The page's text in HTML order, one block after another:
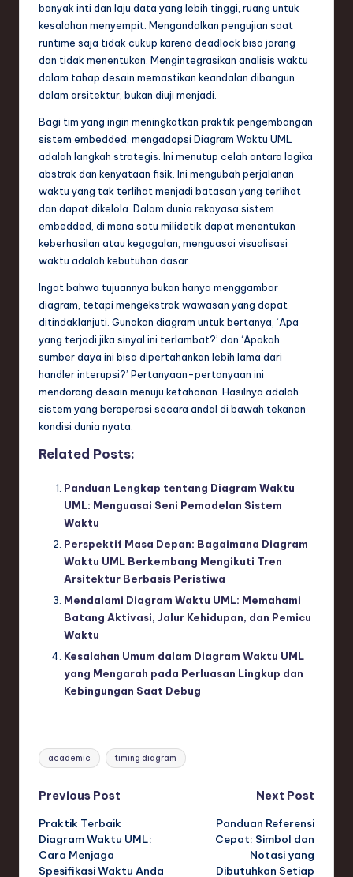
banyak inti dan laju data yang lebih tinggi, ruang untuk
kesalahan menyempit. Mengandalkan pengujian saat
runtime saja tidak cukup karena deadlock bisa jarang
dan tidak menentukan. Mengintegrasikan analisis waktu
dalam tahap desain memastikan keandalan dibangun
dalam arsitektur, bukan diuji menjadi.
Bagi tim yang ingin meningkatkan praktik pengembangan
sistem embedded, mengadopsi Diagram Waktu UML
adalah langkah strategis. Ini menutup celah antara logika
abstrak dan kenyataan fisik. Ini mengubah perjalanan
waktu yang tak terlihat menjadi batasan yang terlihat
dan dapat dikelola. Dalam dunia rekayasa sistem
embedded, di mana satu milidetik dapat menentukan
keberhasilan atau kegagalan, menguasai visualisasi
waktu adalah kebutuhan dasar.
Ingat bahwa tujuannya bukan hanya menggambar
diagram, tetapi mengekstrak wawasan yang dapat
ditindaklanjuti. Gunakan diagram untuk bertanya, ‘Apa
yang terjadi jika sinyal ini terlambat?’ dan ‘Apakah
sumber daya ini bisa dipertahankan lebih lama dari
handler interupsi?’ Pertanyaan-pertanyaan ini
mendorong desain menuju ketahanan. Hasilnya adalah
sistem yang beroperasi secara andal di bawah tekanan
kondisi dunia nyata.
Related Posts:
Panduan Lengkap tentang Diagram Waktu
UML: Menguasai Seni Pemodelan Sistem
Waktu
Perspektif Masa Depan: Bagaimana Diagram
Waktu UML Berkembang Mengikuti Tren
Arsitektur Berbasis Peristiwa
Mendalami Diagram Waktu UML: Memahami
Batang Aktivasi, Jalur Kehidupan, dan Pemicu
Waktu
Kesalahan Umum dalam Diagram Waktu UML
yang Mengarah pada Perluasan Lingkup dan
Kebingungan Saat Debug
Tags:
academic timing diagram
Post
navigation
Previous Post
Praktik Terbaik
Diagram Waktu UML:
Cara Menjaga
Spesifikasi Waktu Anda
Next Post
Panduan Referensi
Cepat: Simbol dan
Notasi yang
Dibutuhkan Setiap